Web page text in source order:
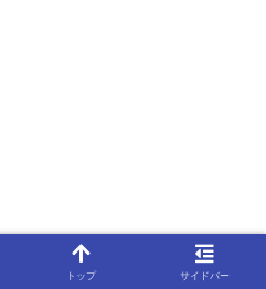
トップ サイドバー